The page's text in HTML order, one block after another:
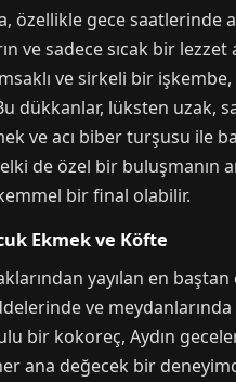
gece saatlerinde
ve sadece sıcak bir
ve sirkeli bir
dükkanlar, lüksten uzak,
ve acı biber turşusu
de özel bir buluşmanın
bir final olabilir.
Ekmek ve Köfte
yayılan en
ve
bir kokoreç, Aydın
her ana değecek bir